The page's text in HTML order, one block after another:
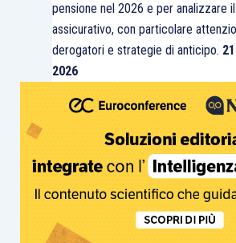
pensione nel 2026 e per analizzare
assicurativo, con particolare
derogatori e strategie di anticipo.
2026